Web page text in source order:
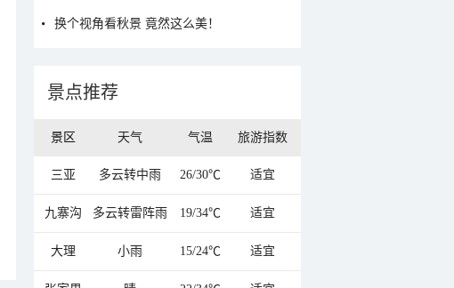
换个视角看秋景 竟然这么美！
景点推荐
景区 天气 气温 旅游指数
三亚 多云转中雨 26/30℃ 适宜
九寨沟 多云转雷阵雨 19/34℃ 适宜
大理 小雨 15/24℃ 适宜